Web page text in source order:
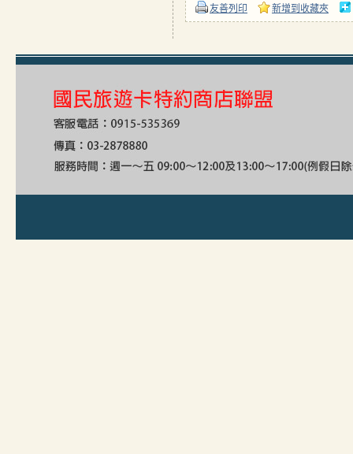
友善列印 新增到收藏夾